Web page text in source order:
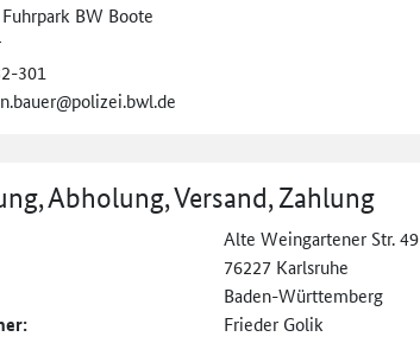
BW Boote
301
Abholung, Versand, Zahlung
Alte Weingartener Str. 49
76227 Karlsruhe
Baden-Württemberg
Frieder Golik